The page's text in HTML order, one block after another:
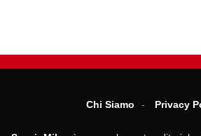
Chi Siamo Privacy